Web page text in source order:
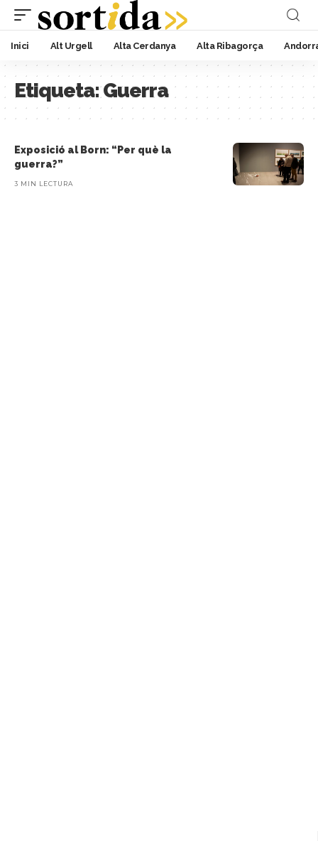
Inici Alt Urgell Alta Cerdanya Alta Ribagorça
Etiqueta:Guerra
Exposició al Born: “Per què la
guerra?”
3 MIN LECTURA